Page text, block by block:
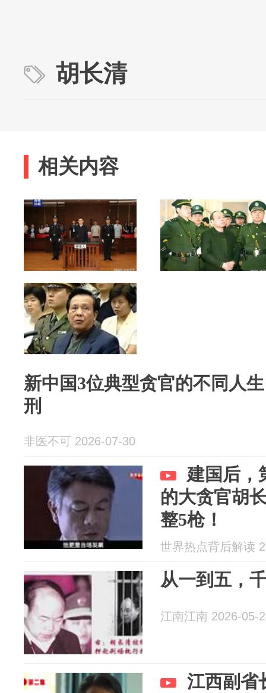
胡长清
相关内容
新中国3位典型贪官的不同人
刑
非医不可 2026-07-30
建国后，
的大贪官胡
整5枪！
世界热点背后解读
从一到五，
江南江南 2026-05-
江西副省